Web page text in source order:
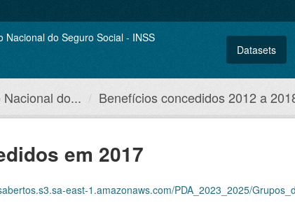
Datasets
Nacional do... Benefícios concedidos 2012 a
em 2017
east-1.amazonaws.com/PDA_2023_2025/Grupos_de_dados/